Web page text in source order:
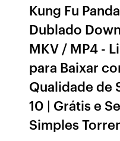
Kung Fu
Dublado
MKV / MP4 -
para Baixar
Qualidade de
10 | Grátis e
Simples